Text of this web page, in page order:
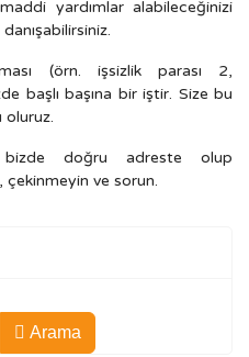
yardımlar alabileceğinizi
(örn. işsizlik parası 2,
başlı başına bir iştir. Size bu
oluruz.
doğru adreste olup
çekinmeyin ve sorun.
Arama